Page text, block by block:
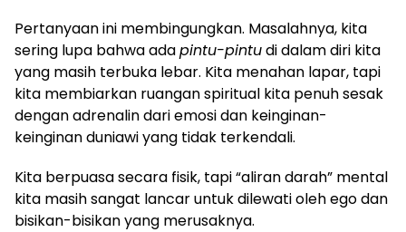
Pertanyaan ini membingungkan. Masalahnya, kita
sering lupa bahwa adapintu-pintudi dalam diri kita
yang masih terbuka lebar. Kita menahan lapar, tapi
kita membiarkan ruangan spiritual kita penuh sesak
dengan adrenalin dari emosi dan keinginan-
keinginan duniawi yang tidak terkendali.
Kita berpuasa secara fisik, tapi “aliran darah” mental
kita masih sangat lancar untuk dilewati oleh ego dan
bisikan-bisikan yang merusaknya.